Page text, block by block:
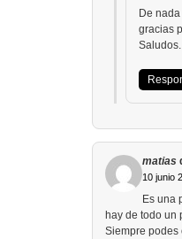
De
gracias
Saludos.
matias
10 junio
Es una
hay de todo un
Siempre podes